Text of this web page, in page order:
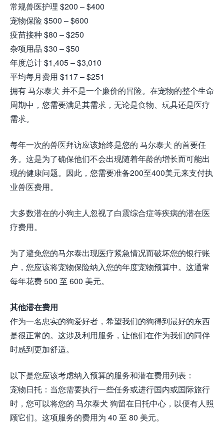
常规兽医护理 $200 – $400
宠物保险 $500 – $600
疫苗接种 $80 – $250
杂项用品 $30 – $50
年度总计 $1,405 – $3,010
平均每月费用 $117 – $251
拥有 马尔泰犬 并不是一个廉价的冒险。在宠物的整个生命
周期中，您需要满足其需求，无论是食物、玩具还是医疗
需求。
每年一次的兽医拜访应该始终是您的 马尔泰犬 的首要任
务。这是为了确保他们不会出现随着年龄的增长而可能出
现的健康问题。因此，您需要准备200至400美元来支付执
业兽医费用。
大多数潜在的小狗主人忽视了白震综合症等疾病的潜在医
疗费用。
为了避免您的马尔泰出现医疗紧急情况而破坏您的银行账
户，您应该将宠物保险纳入您的年度宠物预算中。这通常
每年花费 500 至 600 美元。
其他潜在费用
作为一名忠实的狗爱好者，希望我们的狗得到最好的东西
是很正常的。这涉及利用服务，让他们在作为我们的同伴
时感到更加舒适。
以下是您应该考虑纳入预算的服务和潜在费用列表：
宠物日托：当您需要执行一些任务或进行国内或国际旅行
时，您可以将您的 马尔泰犬 狗留在日托中心，以便有人照
顾它们。这项服务的费用为 40 至 80 美元。